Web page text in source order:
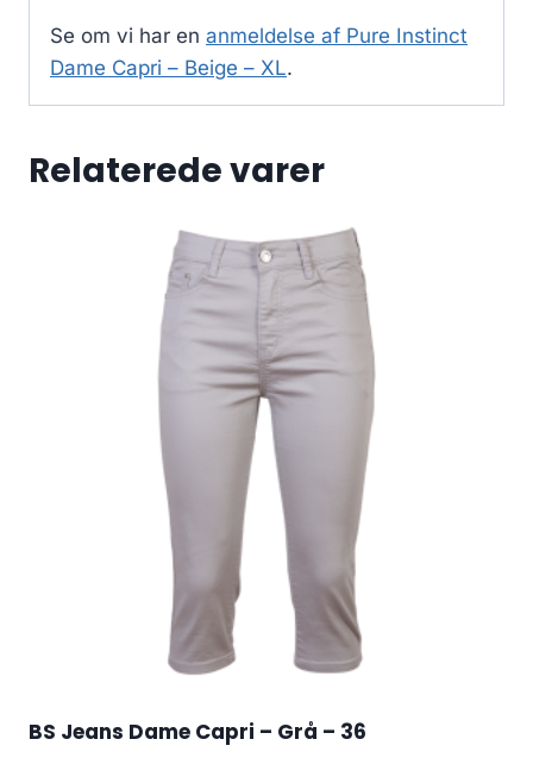
Se om vi har en anmeldelse af Pure Instinct
Dame Capri – Beige – XL.
Relaterede varer
BS Jeans Dame Capri – Grå – 36